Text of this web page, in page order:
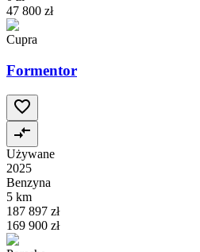
47 800 zł
Cupra
Formentor
Używane
2025
Benzyna
5 km
187 897 zł
169 900 zł